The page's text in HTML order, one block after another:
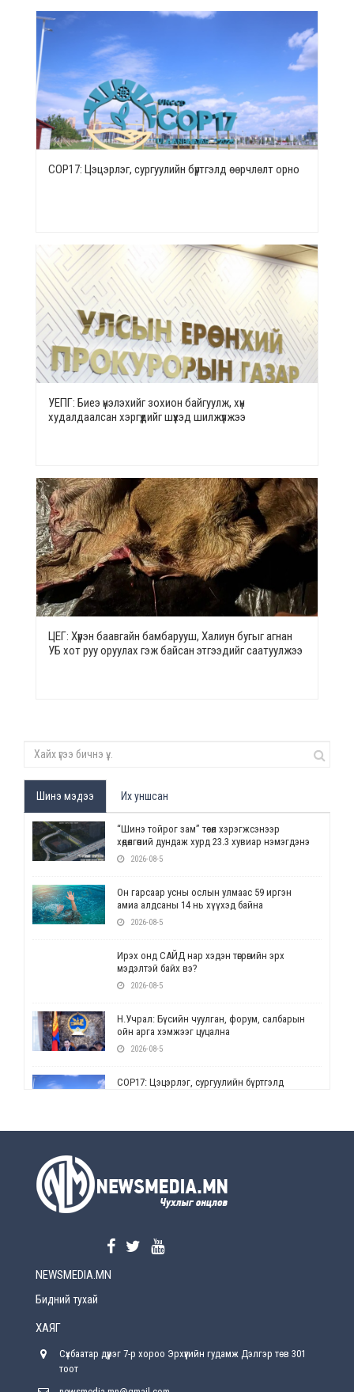
СОР17: Цэцэрлэг, сургуулийн бүртгэлд өөрчлөлт орно
УЕПГ: Биеэ үнэлэхийг зохион байгуулж, хүн
худалдаалсан хэргүүдийг шүүхэд шилжүүлжээ
ЦЕГ: Хүрэн баавгайн бамбарууш, Халиун бугыг агнан
УБ хот руу оруулах гэж байсан этгээдийг саатуулжээ
Шинэ мэдээ Их уншсан
“Шинэ тойрог зам” төсөл хэрэгжсэнээр
хөдөлгөөний дундаж хурд 23.3 хувиар нэмэгдэнэ
2026-08-5
Он гарсаар усны ослын улмаас 59 иргэн
амиа алдсаны 14 нь хүүхэд байна
2026-08-5
Ирэх онд САЙД нар хэдэн төгрөгийн эрх
мэдэлтэй байх вэ?
2026-08-5
Н.Учрал: Бүсийн чуулган, форум, салбарын
ойн арга хэмжээг цуцална
2026-08-5
СОР17: Цэцэрлэг, сургуулийн бүртгэлд
2026-08-5
2026-08-5
хүрсэн өгөөжөөрөө ажлаа үнэлж, хэрэгжилтээ
NEWSMEDIA.MN
Бидний тухай
ХАЯГ
Сүхбаатар дүүрэг 7-р хороо Эрхүүгийн гудамж Дэлгэр төв 301
тоот